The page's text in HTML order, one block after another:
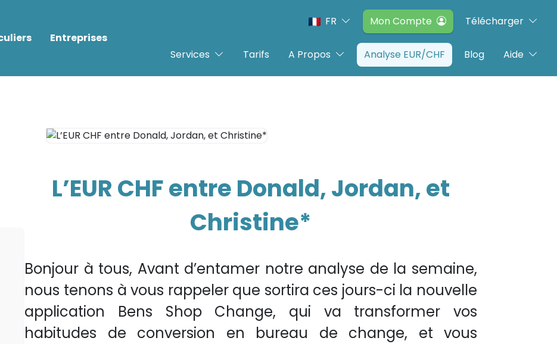
Entreprises
Services
Tarifs A Propos Analyse EUR/CHF Blog Aide
FR Mon Compte Télécharger
L’EUR CHF entre Donald, Jordan, et
Christine*
Bonjour à tous, Avant d’entamer notre analyse de la semaine,
nous tenons à vous rappeler que sortira ces jours-ci la nouvelle
application Bens Shop Change, qui va transformer vos
habitudes de conversion en bureau de change, et vous